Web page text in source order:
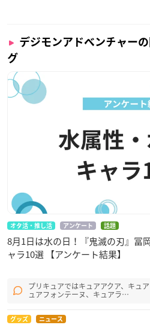
デジモンアドベンチャー
グ
オタ活・推し活 アンケート 話題
8月1日は水の日！『鬼滅の刃』冨
ャラ10選 【アンケート結果】
プリキュアではキュアアクア、キュ
ュアフォンテーヌ、キュアラ…
グッズ ニュース